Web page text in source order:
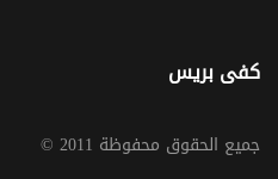
كفى بريس
© جميع الحقوق محفوظة 2011